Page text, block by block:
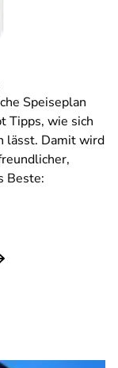
Speiseplan
Tipps, wie sich
lässt. Damit wird
Beste: